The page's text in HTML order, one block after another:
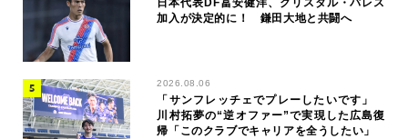
加入が決定的に！ 鎌田大地と共闘へ
2026.08.06
「サンフレッチェでプレーしたいです」
川村拓夢の“逆オファー”で実現した広島復
帰「このクラブでキャリアを全うしたい」